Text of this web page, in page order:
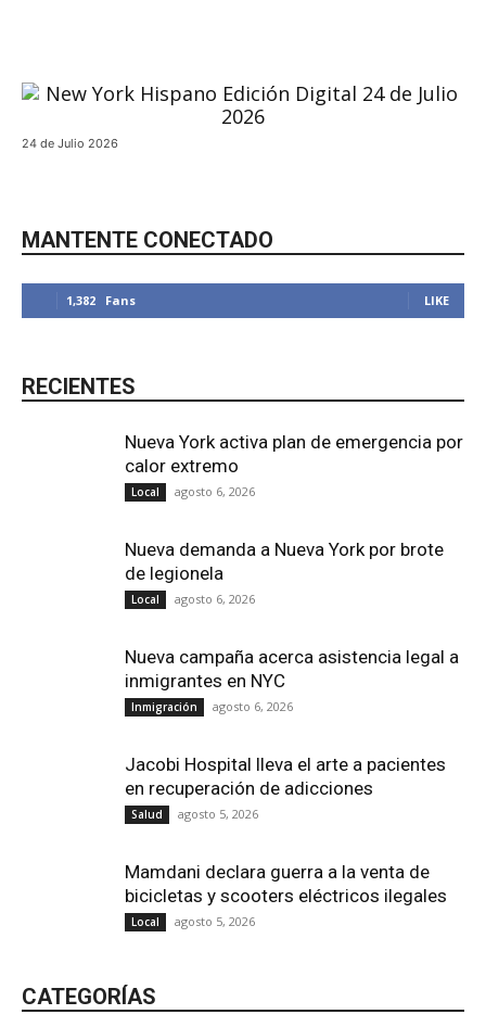
24 de Julio 2026
MANTENTE CONECTADO
1,382 Fans LIKE
RECIENTES
Nueva York activa plan de emergencia por
calor extremo
Local agosto 6, 2026
Nueva demanda a Nueva York por brote
de legionela
Local agosto 6, 2026
Nueva campaña acerca asistencia legal a
inmigrantes en NYC
Inmigración agosto 6, 2026
Jacobi Hospital lleva el arte a pacientes
en recuperación de adicciones
Salud agosto 5, 2026
Mamdani declara guerra a la venta de
bicicletas y scooters eléctricos ilegales
Local agosto 5, 2026
CATEGORÍAS